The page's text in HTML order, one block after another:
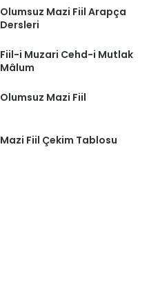
Olumsuz Mazi Fiil Arapça
Dersleri
Fiil-i Muzari Cehd-i Mutlak
Mâlum
Olumsuz Mazi Fiil
Mazi Fiil Çekim Tablosu